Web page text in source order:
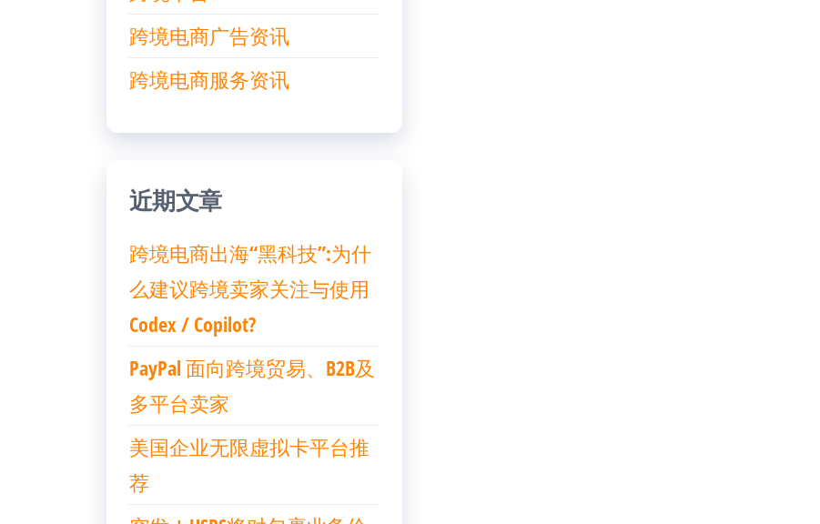
跨境电商广告资讯
跨境电商服务资讯
近期文章
跨境电商出海“黑科技”:为什
么建议跨境卖家关注与使用
Codex / Copilot?
PayPal 面向跨境贸易、B2B及
多平台卖家
美国企业无限虚拟卡平台推
荐